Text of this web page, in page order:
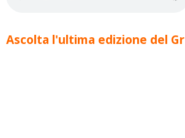
Ascolta l'ultima edizione del Gr